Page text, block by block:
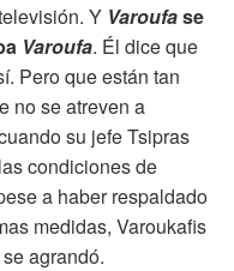
Y Varoufase
Varoufa. Él dice que
Pero que están tan
no se atreven a
su jefe Tsipras
condiciones de
a haber respaldado
medidas, Varoukafis
agrandó.